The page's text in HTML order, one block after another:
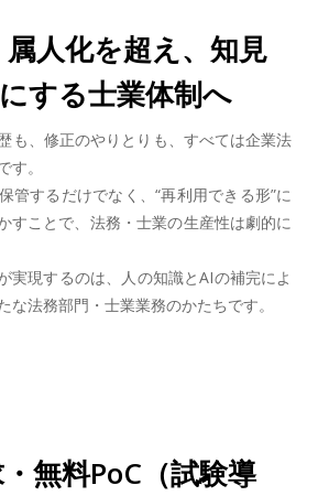
属人化を超え、知見
する士業体制へ
も、修正のやりとりも、すべては企業法
。
管するだけでなく、“再利用できる形”に
すことで、法務・士業の生産性は劇的に
実現するのは、人の知識とAIの補完によ
な法務部門・士業業務のかたちです。
無料PoC（試験導